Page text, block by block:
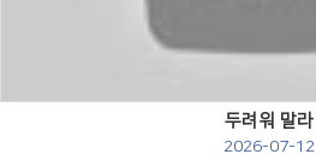
두려워 말라
2026-07-12